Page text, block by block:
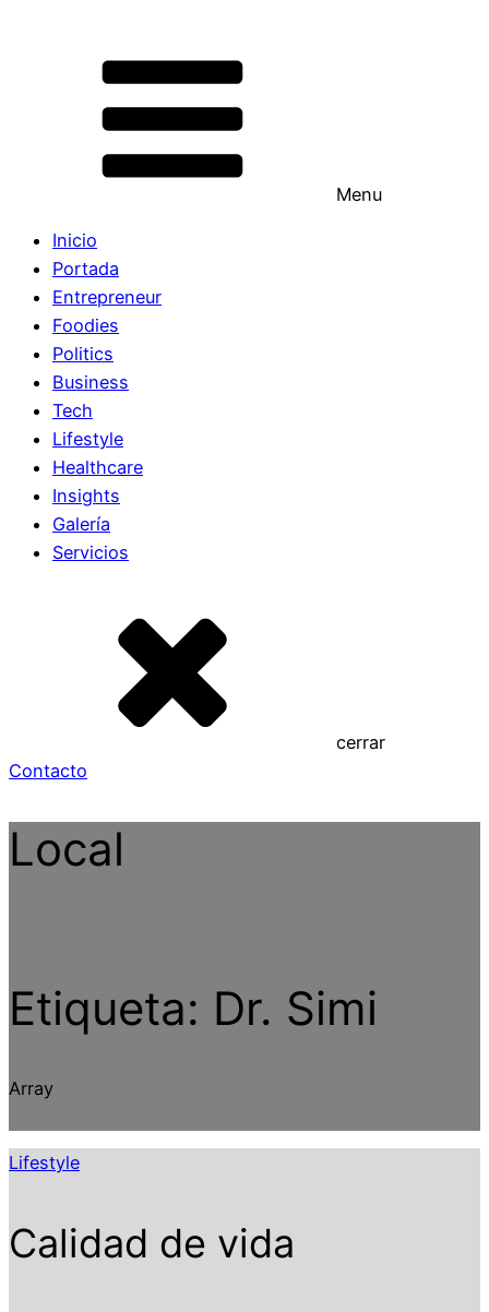
Menu
Inicio
Portada
Entrepreneur
Foodies
Politics
Business
Tech
Lifestyle
Healthcare
Insights
Galería
Servicios
cerrar
Contacto
Local
Etiqueta: Dr. Simi
Array
Lifestyle
Calidad de vida